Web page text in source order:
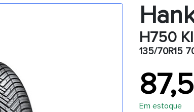
H750
135/70R15
Em estoque